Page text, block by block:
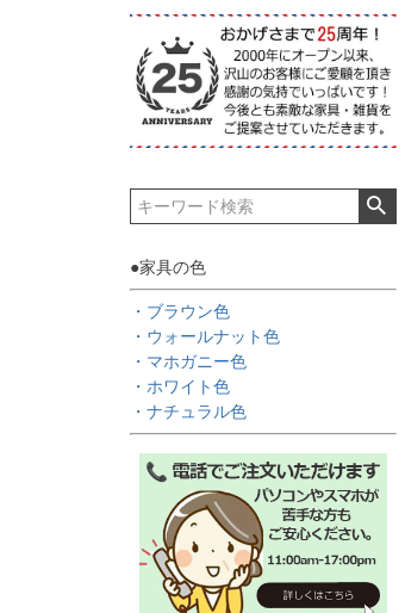
●家具の色
・ブラウン色
・ウォールナット色
・マホガニー色
・ホワイト色
・ナチュラル色